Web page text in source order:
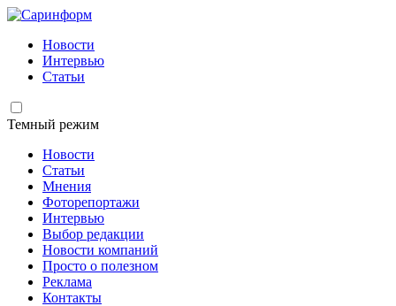
Новости
Интервью
Статьи
Темный режим
Новости
Статьи
Мнения
Фоторепортажи
Интервью
Выбор редакции
Новости компаний
Просто о полезном
Реклама
Контакты